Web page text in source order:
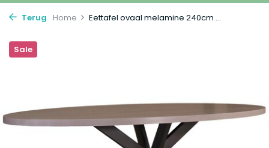
Terug Home Eettafel ovaal melamine 240cm ...
Sale